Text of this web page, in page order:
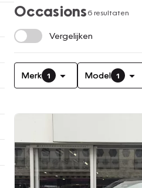
Occasions6 resultaten
Vergelijken
Merk 1 Model 1